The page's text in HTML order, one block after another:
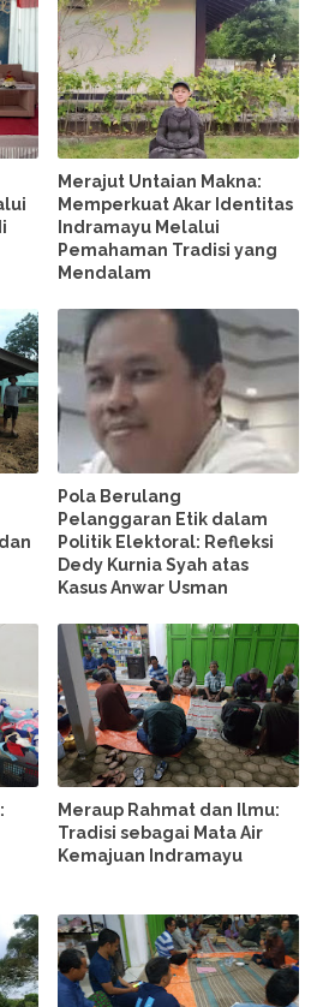
Merajut Untaian Makna:
Memperkuat Akar Identitas
Indramayu Melalui
Pemahaman Tradisi yang
Mendalam
Pola Berulang
Pelanggaran Etik dalam
Politik Elektoral: Refleksi
Dedy Kurnia Syah atas
Kasus Anwar Usman
Meraup Rahmat dan Ilmu:
Tradisi sebagai Mata Air
Kemajuan Indramayu